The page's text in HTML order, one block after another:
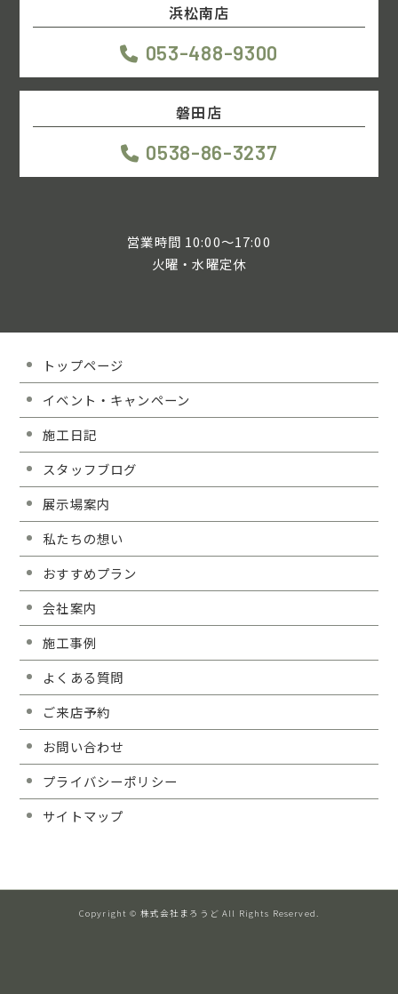
浜松南店
053-488-9300
磐田店
0538-86-3237
営業時間 10:00～17:00
火曜・水曜定休
トップページ
イベント・キャンペーン
施工日記
スタッフブログ
展示場案内
私たちの想い
おすすめプラン
会社案内
施工事例
よくある質問
ご来店予約
お問い合わせ
プライバシーポリシー
サイトマップ
Copyright © 株式会社まろうど All Rights Reserved.